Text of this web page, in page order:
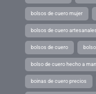
bolsos de cuero mujer
bolsos de cuero
bolsos de cuero
bolso de cuero hecho a
boinas de cuero precios